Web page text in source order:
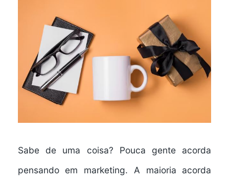
Sabe de uma coisa? Pouca gente acorda
pensando em marketing. A maioria acorda